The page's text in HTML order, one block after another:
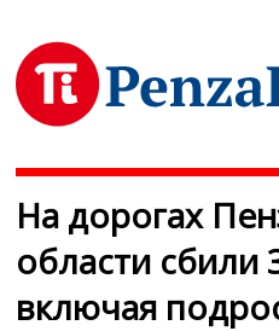
На дорогах
области
включая